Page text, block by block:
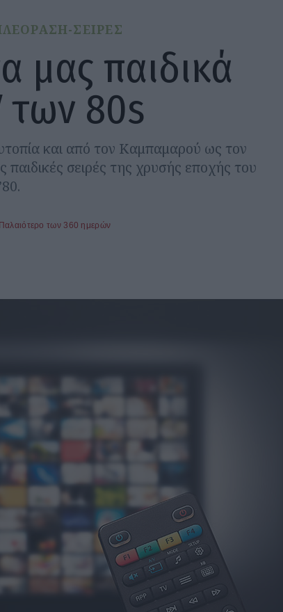
ΣΕΙΡΕΣ
μας παιδικά
των 80s
και από τον Καμπαμαρού ως τον
παιδικές σειρές της χρυσής εποχής του
’80.
Παλαιότερο των 360 ημερών